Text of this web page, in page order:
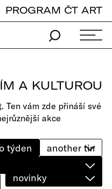
PROGRAM ČT ART
A KULTUROU
. Ten vám zde přináší své
akce
týden
novinky